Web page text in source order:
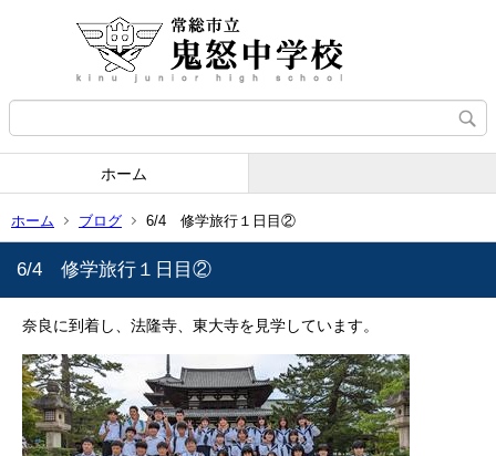
ホーム
ホーム ブログ 6/4 修学旅行１日目②
6/4 修学旅行１日目②
奈良に到着し、法隆寺、東大寺を見学しています。